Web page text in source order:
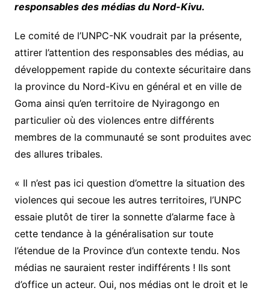
a
e
n
t
e
d
p
r
e
e
d
l
’
U
P
C
responsables des médias du Nord-Kivu.
Le comité de l’UNPC-NK voudrait par la présente,
attirer l’attention des responsables des médias, au
développement rapide du contexte sécuritaire dans
la province du Nord-Kivu en général et en ville de
Goma ainsi qu’en territoire de Nyiragongo en
particulier où des violences entre différents
membres de la communauté se sont produites avec
des allures tribales.
« Il n’est pas ici question d’omettre la situation des
violences qui secoue les autres territoires, l’UNPC
essaie plutôt de tirer la sonnette d’alarme face à
cette tendance à la généralisation sur toute
l’étendue de la Province d’un contexte tendu. Nos
médias ne sauraient rester indifférents ! Ils sont
d’office un acteur. Oui, nos médias ont le droit et le